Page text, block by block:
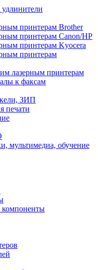
принтерам Brother
принтерам Canon/HP
принтерам Kyocera
принтерам
лазерным принтерам
к факсам
ЗИП
печати
мультимедиа, обучение
компоненты